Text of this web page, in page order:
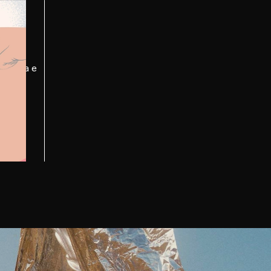
baixa e
a